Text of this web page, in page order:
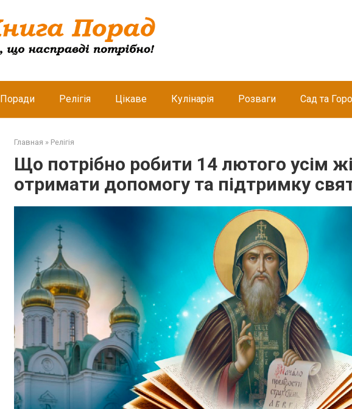
Поради Релігія Цікаве Кулінарія Розваги Сад та
Главная » Релігія
Що потрібно робити 14 лютого усім
отримати допомогу та підтримку